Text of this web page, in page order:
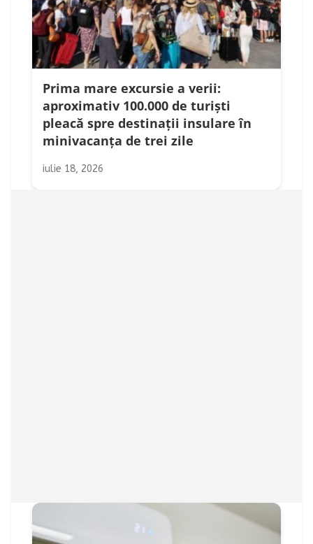
Prima mare excursie a verii:
aproximativ 100.000 de turiști
pleacă spre destinații insulare în
minivacanța de trei zile
iulie 18, 2026